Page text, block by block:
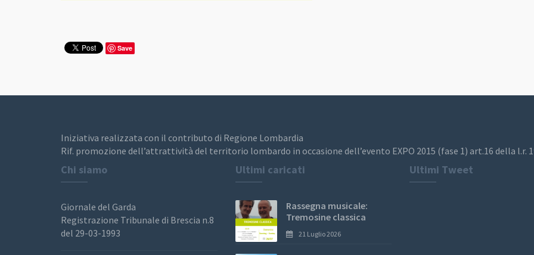
Save
Iniziativa realizzata con il contributo di Regione Lombardia
Rif. promozione dell’attrattività del territorio lombardo in occasione dell’evento EXPO 2015 (fase 1) art.16 della l.r.
Chi siamo
Giornale del Garda
Registrazione Tribunale di Brescia n.8
del 29-03-1993
Ultimi caricati
Rassegna musicale:
Tremosine classica
21 Luglio 2026
Ultimi Tweet